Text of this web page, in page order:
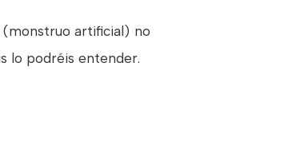
artificial) no
lo podréis entender.